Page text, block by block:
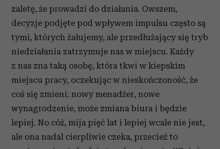
zaletę, że prowadzi do działania. Owszem,
decyzje podjęte pod wpływem impulsu często są
tymi, których żałujemy, ale przedłużający się tryb
niedziałania zatrzymuje nas w miejscu. Każdy
z nas zna taką osobę, która tkwi w kiepskim
miejscu pracy, oczekując w nieskończoność, że
coś się zmieni: nowy menadżer, nowe
wynagrodzenie, może zmiana biura i będzie
lepiej. No cóż, mija pięć lat i lepiej wcale nie jest,
ale ona nadal cierpliwie czeka, przecież to